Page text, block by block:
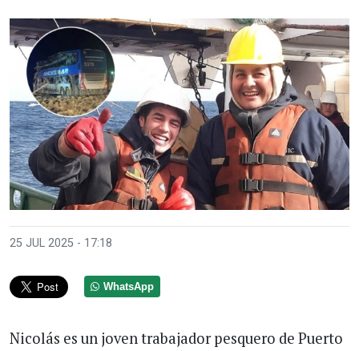
25 JUL 2025 - 17:18
WhatsApp
Nicolás es un joven trabajador pesquero de Puerto